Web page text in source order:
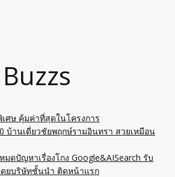
ศษ คุ้มค่าที่สุดในโครงการ
บ้านเดี่ยวชัยพฤกษ์รามอินทรา สวยเหมือน
มดปัญหาเรื่องโกง Google&AISearch รับ
ยบริษัทชั้นนำ ติดหน้าแรก